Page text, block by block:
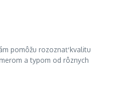
pomôžu rozoznať kvalitu
a typom od rôznych